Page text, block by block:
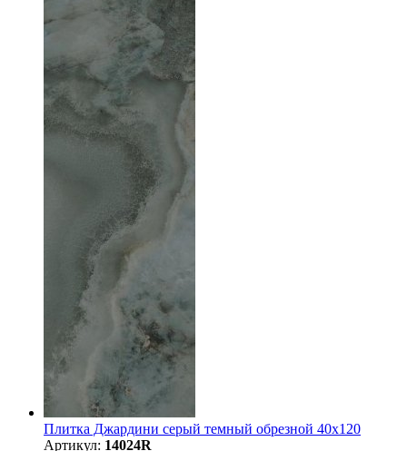
Плитка Джардини серый темный обрезной 40x120
Артикул: 14024R